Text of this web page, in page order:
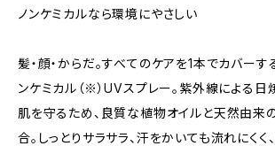
ノンケミカルなら環境にやさしい
髪・顔・からだ。すべてのケアを1本でカバーす
ンケミカル（※）UVスプレー。紫外線による日
肌を守るため、良質な植物オイルと天然由来
合。しっとりサラサラ、汗をかいても流れにく